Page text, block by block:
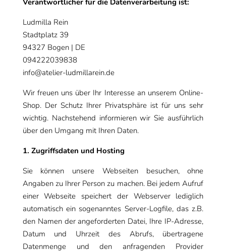
Verantwortlicher für die Datenverarbeitung ist:
Ludmilla Rein
Stadtplatz 39
94327 Bogen | DE
094222039838
info@atelier-ludmillarein.de
Wir freuen uns über Ihr Interesse an unserem Online-
Shop. Der Schutz Ihrer Privatsphäre ist für uns sehr
wichtig. Nachstehend informieren wir Sie ausführlich
über den Umgang mit Ihren Daten.
1. Zugriffsdaten und Hosting
Sie können unsere Webseiten besuchen, ohne
Angaben zu Ihrer Person zu machen. Bei jedem Aufruf
einer Webseite speichert der Webserver lediglich
automatisch ein sogenanntes Server-Logfile, das z.B.
den Namen der angeforderten Datei, Ihre IP-Adresse,
Datum und Uhrzeit des Abrufs, übertragene
Datenmenge und den anfragenden Provider